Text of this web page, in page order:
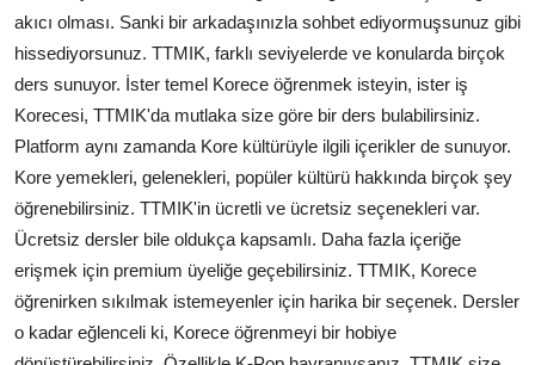
akıcı olması. Sanki bir arkadaşınızla sohbet ediyormuşsunuz gibi
hissediyorsunuz. TTMIK, farklı seviyelerde ve konularda birçok
ders sunuyor. İster temel Korece öğrenmek isteyin, ister iş
Korecesi, TTMIK'da mutlaka size göre bir ders bulabilirsiniz.
Platform aynı zamanda Kore kültürüyle ilgili içerikler de sunuyor.
Kore yemekleri, gelenekleri, popüler kültürü hakkında birçok şey
öğrenebilirsiniz. TTMIK'in ücretli ve ücretsiz seçenekleri var.
Ücretsiz dersler bile oldukça kapsamlı. Daha fazla içeriğe
erişmek için premium üyeliğe geçebilirsiniz. TTMIK, Korece
öğrenirken sıkılmak istemeyenler için harika bir seçenek. Dersler
o kadar eğlenceli ki, Korece öğrenmeyi bir hobiye